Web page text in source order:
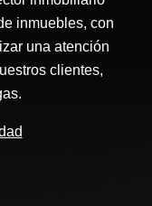
inmuebles, con
una atención
clientes,